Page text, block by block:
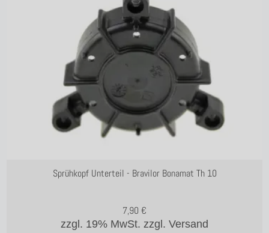
Sprühkopf Unterteil - Bravilor Bonamat Th 10
zzgl. 19% MwSt. zzgl. Versand
7,90 €